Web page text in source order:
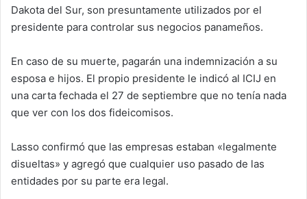
Dakota del Sur, son presuntamente utilizados por el
presidente para controlar sus negocios panameños.
En caso de su muerte, pagarán una indemnización a su
esposa e hijos. El propio presidente le indicó al ICIJ en
una carta fechada el 27 de septiembre que no tenía nada
que ver con los dos fideicomisos.
Lasso confirmó que las empresas estaban «legalmente
disueltas» y agregó que cualquier uso pasado de las
entidades por su parte era legal.